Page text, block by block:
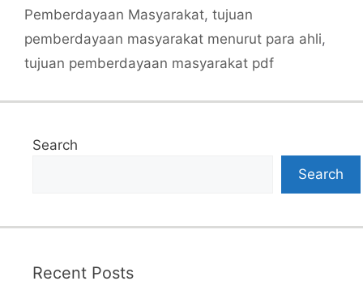
Pemberdayaan Masyarakat, tujuan
pemberdayaan masyarakat menurut para ahli,
tujuan pemberdayaan masyarakat pdf
Search
Search
Recent Posts